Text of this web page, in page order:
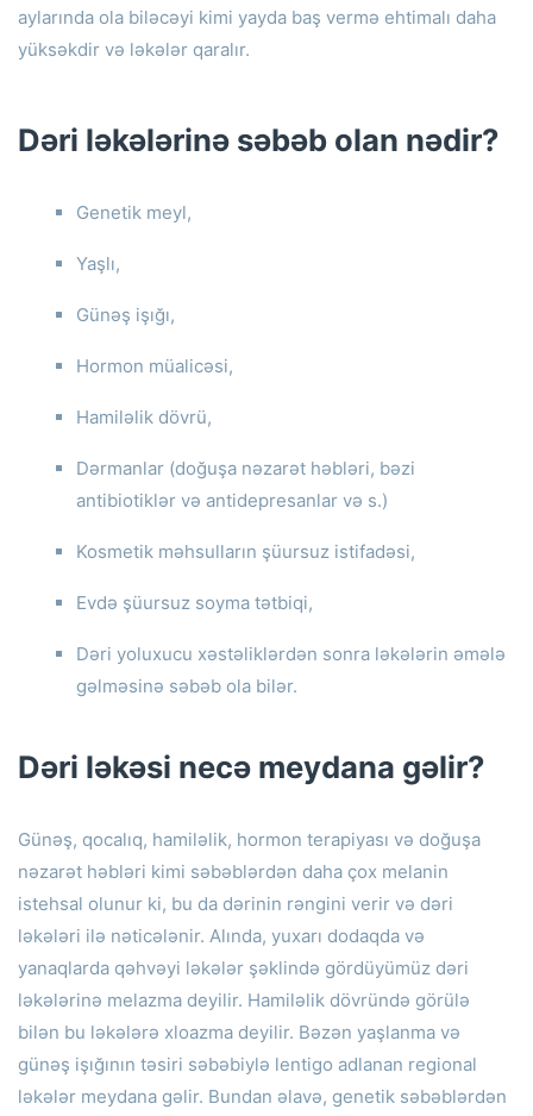
aylarında ola biləcəyi kimi yayda baş vermə ehtimalı daha
yüksəkdir və ləkələr qaralır.
Dəri ləkələrinə səbəb olan nədir?
Genetik meyl,
Yaşlı,
Günəş işığı,
Hormon müalicəsi,
Hamiləlik dövrü,
Dərmanlar (doğuşa nəzarət həbləri, bəzi
antibiotiklər və antidepresanlar və s.)
Kosmetik məhsulların şüursuz istifadəsi,
Evdə şüursuz soyma tətbiqi,
Dəri yoluxucu xəstəliklərdən sonra ləkələrin əmələ
gəlməsinə səbəb ola bilər.
Dəri ləkəsi necə meydana gəlir?
Günəş, qocalıq, hamiləlik, hormon terapiyası və doğuşa
nəzarət həbləri kimi səbəblərdən daha çox melanin
istehsal olunur ki, bu da dərinin rəngini verir və dəri
ləkələri ilə nəticələnir. Alında, yuxarı dodaqda və
yanaqlarda qəhvəyi ləkələr şəklində gördüyümüz dəri
ləkələrinə melazma deyilir. Hamiləlik dövründə görülə
bilən bu ləkələrə xloazma deyilir. Bəzən yaşlanma və
günəş işığının təsiri səbəbiylə lentigo adlanan regional
ləkələr meydana gəlir. Bundan əlavə, genetik səbəblərdən